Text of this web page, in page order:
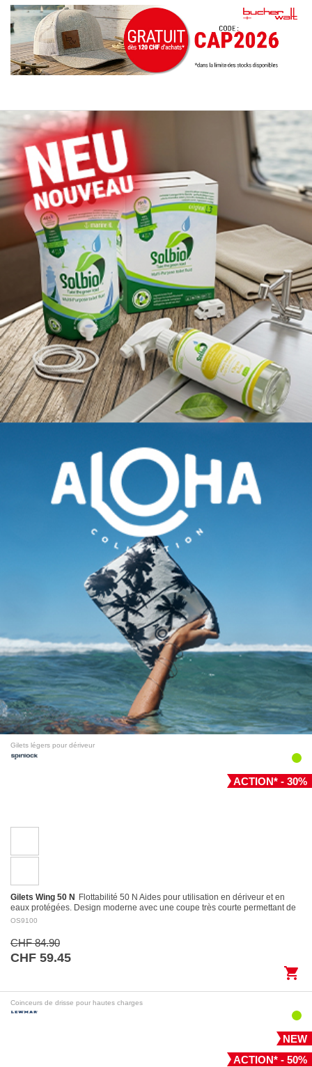
Gilets légers pour dériveur
ACTION* - 30%
Gilets Wing 50 N
Flottabilité 50 N Aides pour utilisation en dériveur et en
eaux protégées. Design moderne avec une coupe très courte permettant de
l’utiliser…
OS9100
CHF 84.90
CHF 59.45
shopping_cart
Coinceurs de drisse pour hautes charges
NEW
ACTION* - 50%